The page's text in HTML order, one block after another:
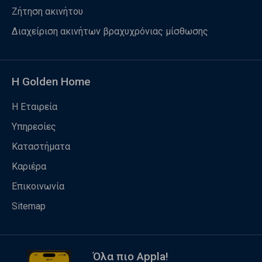
Ζήτηση ακινήτου
Διαχείριση ακινήτων βραχυχρόνιας μίσθωσης
Η Golden Home
Η Εταιρεία
Υπηρεσίες
Καταστήματα
Καριέρα
Επικοινωνία
Sitemap
Όλα πιο Appla!